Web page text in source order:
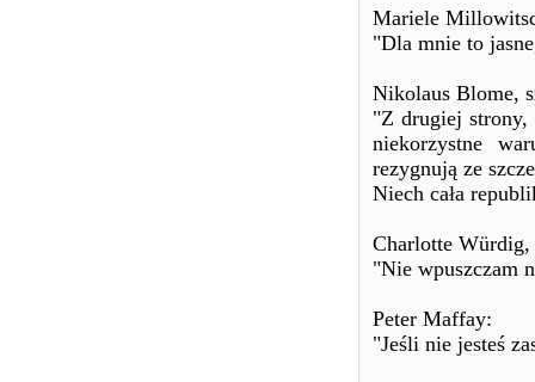
Mariele
"Dla mnie to
Nikolaus Blome,
"Z drugiej strony,
niekorzystne
rezygnują ze
Niech cała
Charlotte Würdig,
"Nie wpuszczam
Peter Maffay:
"Jeśli nie jesteś